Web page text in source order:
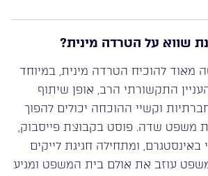
שווא על הטרדה מינית?
מאוד להוכיח הטרדה מינית, במיוחד
התקשורתי הרב, אופן שיתוף
וקשיי ההוכחה יכולים להפוך
משפט שדה. פוסט בקבוצת פייסבוק,
באינסטגרם, ומתחילה חגיגת לייקים
עוזב את אולם בית המשפט ומגיע